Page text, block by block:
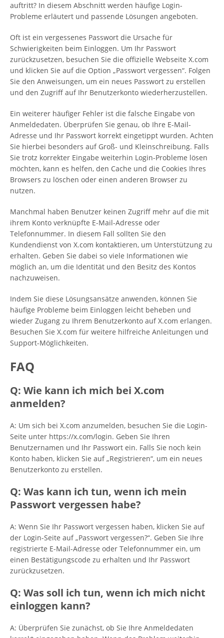
auftritt? In diesem Abschnitt werden häufige Login-
Probleme erläutert und passende Lösungen angeboten.
Oft ist ein vergessenes Passwort die Ursache für
Schwierigkeiten beim Einloggen. Um Ihr Passwort
zurückzusetzen, besuchen Sie die offizielle Webseite X.com
und klicken Sie auf die Option „Passwort vergessen“. Folgen
Sie den Anweisungen, um ein neues Passwort zu erstellen
und den Zugriff auf Ihr Benutzerkonto wiederherzustellen.
Ein weiterer häufiger Fehler ist die falsche Eingabe von
Anmeldedaten. Überprüfen Sie genau, ob Ihre E-Mail-
Adresse und Ihr Passwort korrekt eingetippt wurden. Achten
Sie hierbei besonders auf Groß- und Kleinschreibung. Falls
Sie trotz korrekter Eingabe weiterhin Login-Probleme lösen
möchten, kann es helfen, den Cache und die Cookies Ihres
Browsers zu löschen oder einen anderen Browser zu
nutzen.
Manchmal haben Benutzer keinen Zugriff mehr auf die mit
ihrem Konto verknüpfte E-Mail-Adresse oder
Telefonnummer. In diesem Fall sollten Sie den
Kundendienst von X.com kontaktieren, um Unterstützung zu
erhalten. Geben Sie dabei so viele Informationen wie
möglich an, um die Identität und den Besitz des Kontos
nachzuweisen.
Indem Sie diese Lösungsansätze anwenden, können Sie
häufige Probleme beim Einloggen leicht beheben und
wieder Zugang zu Ihrem Benutzerkonto auf X.com erlangen.
Besuchen Sie X.com für weitere hilfreiche Anleitungen und
Support-Möglichkeiten.
FAQ
Q: Wie kann ich mich bei X.com
anmelden?
A: Um sich bei X.com anzumelden, besuchen Sie die Login-
Seite unter https://x.com/login. Geben Sie Ihren
Benutzernamen und Ihr Passwort ein. Falls Sie noch kein
Konto haben, klicken Sie auf „Registrieren“, um ein neues
Benutzerkonto zu erstellen.
Q: Was kann ich tun, wenn ich mein
Passwort vergessen habe?
A: Wenn Sie Ihr Passwort vergessen haben, klicken Sie auf
der Login-Seite auf „Passwort vergessen?“. Geben Sie Ihre
registrierte E-Mail-Adresse oder Telefonnummer ein, um
einen Bestätigungscode zu erhalten und Ihr Passwort
zurückzusetzen.
Q: Was soll ich tun, wenn ich mich nicht
einloggen kann?
A: Überprüfen Sie zunächst, ob Sie Ihre Anmeldedaten